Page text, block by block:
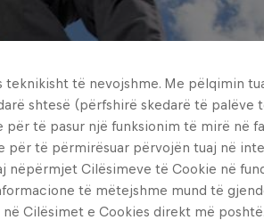
Videon 33 minuta
të nevojshme. Me pëlqimin
shtesë (përfshirë skedarë të palëve
të pasur një funksionim të mirë në
për të përmirësuar përvojën tuaj në
nëpërmjet Cilësimeve të Cookie në
të mëtejshme mund të
në Cilësimet e Cookies direkt më poshtë.